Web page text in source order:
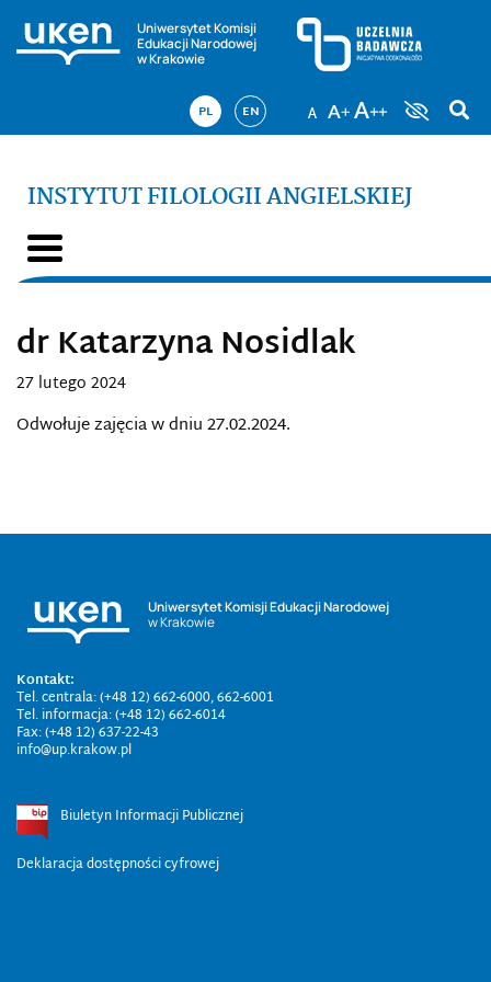
Uniwersytet Komisji
Edukacji Narodowej
w Krakowie
PL EN
INSTYTUT FILOLOGII ANGIELSKIEJ
dr Katarzyna Nosidlak
27 lutego 2024
Odwołuje zajęcia w dniu 27.02.2024.
Uniwersytet Komisji Edukacji Narodowej
w Krakowie
Kontakt:
Tel. centrala: (+48 12) 662-6000, 662-6001
Tel. informacja: (+48 12) 662-6014
Fax: (+48 12) 637-22-43
info@up.krakow.pl
Biuletyn Informacji Publicznej
Deklaracja dostępności cyfrowej